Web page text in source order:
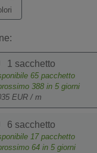
1 sacchetto
65 pacchetto
388 in 5 giorni
EUR / m
6 sacchetto
17 pacchetto
64 in 5 giorni